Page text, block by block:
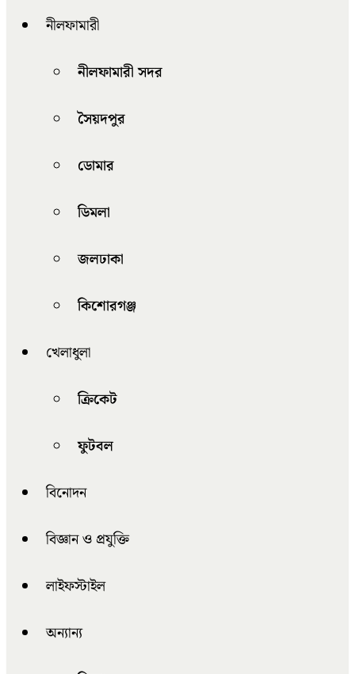
নীলফামারী
নীলফামারী সদর
সৈয়দপুর
ডোমার
ডিমলা
জলঢাকা
কিশোরগঞ্জ
খেলাধুলা
ক্রিকেট
ফুটবল
বিনোদন
বিজ্ঞান ও প্রযুক্তি
লাইফস্টাইল
অন্যান্য